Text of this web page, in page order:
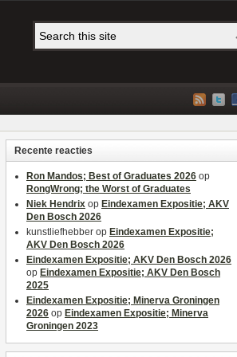
Recente reacties
Ron Mandos; Best of Graduates 2026 op
RongWrong; the Worst of Graduates
Niek Hendrix op Eindexamen Expositie; AKV
Den Bosch 2026
kunstliefhebber op Eindexamen Expositie;
AKV Den Bosch 2026
Eindexamen Expositie; AKV Den Bosch 2026
op Eindexamen Expositie; AKV Den Bosch
2025
Eindexamen Expositie; Minerva Groningen
2026 op Eindexamen Expositie; Minerva
Groningen 2023